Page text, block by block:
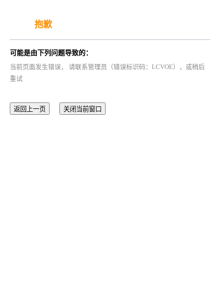
抱歉
可能是由下列问题导致的：
当前页面发生错误， 请联系管理员（错误标识码：LCVOE），或稍后
重试